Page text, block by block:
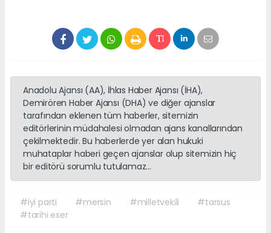
Anadolu Ajansı (AA), İhlas Haber Ajansı (İHA),
Demirören Haber Ajansı (DHA) ve diğer ajanslar
tarafından eklenen tüm haberler, sitemizin
editörlerinin müdahalesi olmadan ajans kanallarından
çekilmektedir. Bu haberlerde yer alan hukuki
muhataplar haberi geçen ajanslar olup sitemizin hiç
bir editörü sorumlu tutulamaz...
#iyi parti #mersin #milletvekili
#tarsus
#tarihi eser